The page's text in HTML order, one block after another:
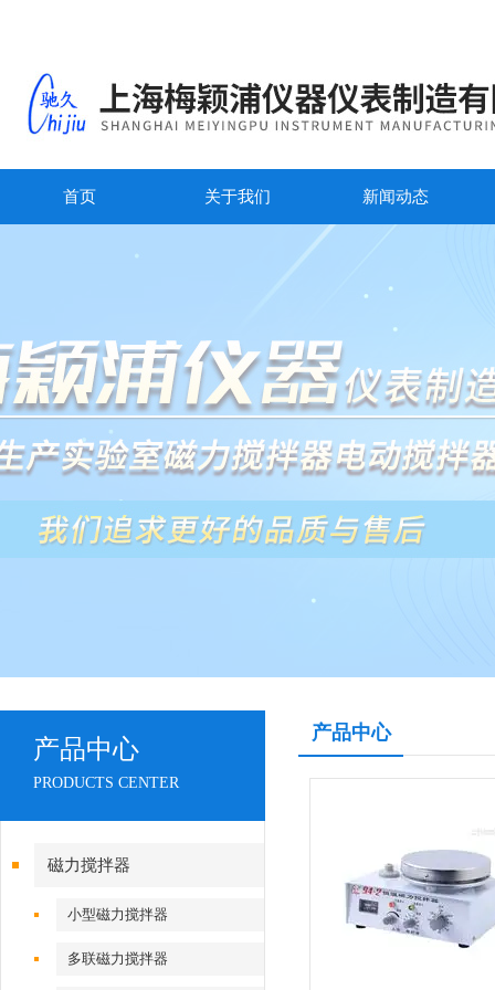
首页 关于我们 新闻动态
产品中心
PRODUCTS CENTER
磁力搅拌器
小型磁力搅拌器
多联磁力搅拌器
产品中心